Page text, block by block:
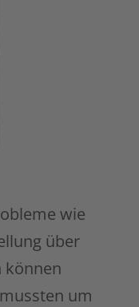
wie
über
können
um